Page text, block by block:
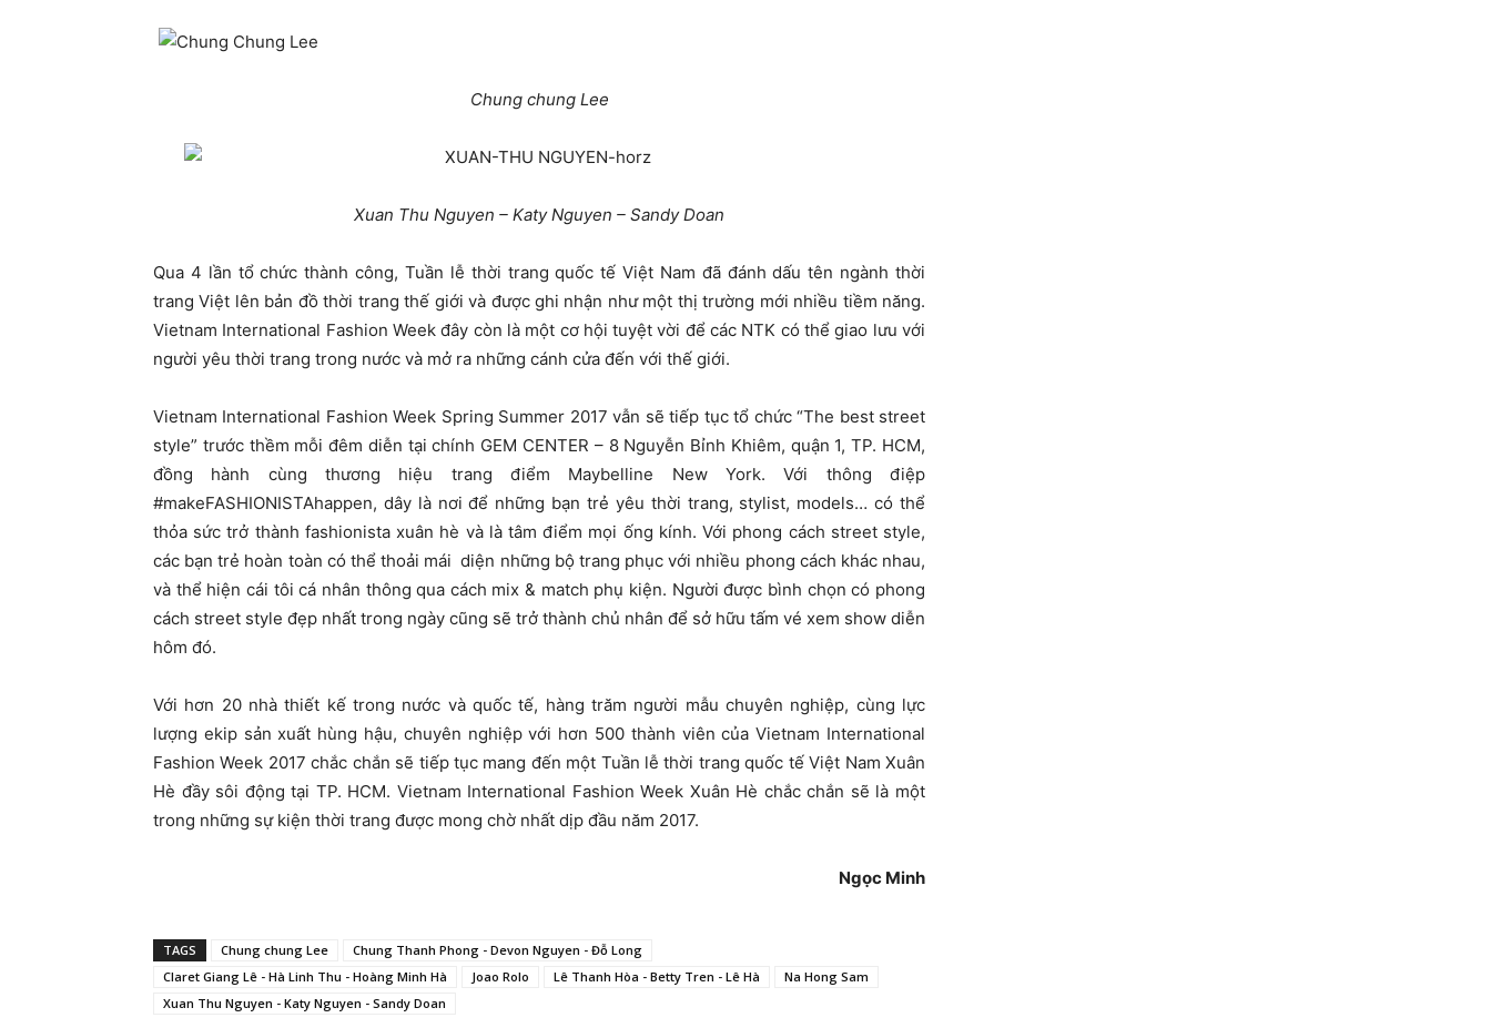
Chung chung Lee
Xuan Thu Nguyen – Katy Nguyen – Sandy Doan
Qua 4 lần tổ chức thành công, Tuần lễ thời trang quốc tế Việt Nam đã đánh dấu tên ngành thời
trang Việt lên bản đồ thời trang thế giới và được ghi nhận như một thị trường mới nhiều tiềm năng.
Vietnam International Fashion Week đây còn là một cơ hội tuyệt vời để các NTK có thể giao lưu với
người yêu thời trang trong nước và mở ra những cánh cửa đến với thế giới.
Vietnam International Fashion Week Spring Summer 2017 vẫn sẽ tiếp tục tổ chức “The best street
style” trước thềm mỗi đêm diễn tại chính GEM CENTER – 8 Nguyễn Bỉnh Khiêm, quận 1, TP. HCM,
đồng hành cùng thương hiệu trang điểm Maybelline New York. Với thông điệp
#makeFASHIONISTAhappen, dây là nơi để những bạn trẻ yêu thời trang, stylist, models… có thể
thỏa sức trở thành fashionista xuân hè và là tâm điểm mọi ống kính. Với phong cách street style,
các bạn trẻ hoàn toàn có thể thoải mái diện những bộ trang phục với nhiều phong cách khác nhau,
và thể hiện cái tôi cá nhân thông qua cách mix & match phụ kiện. Người được bình chọn có phong
cách street style đẹp nhất trong ngày cũng sẽ trở thành chủ nhân để sở hữu tấm vé xem show diễn
hôm đó.
Với hơn 20 nhà thiết kế trong nước và quốc tế, hàng trăm người mẫu chuyên nghiệp, cùng lực
lượng ekip sản xuất hùng hậu, chuyên nghiệp với hơn 500 thành viên của Vietnam International
Fashion Week 2017 chắc chắn sẽ tiếp tục mang đến một Tuần lễ thời trang quốc tế Việt Nam Xuân
Hè đầy sôi động tại TP. HCM. Vietnam International Fashion Week Xuân Hè chắc chắn sẽ là một
trong những sự kiện thời trang được mong chờ nhất dịp đầu năm 2017.
Ngọc Minh
TAGS Chung chung Lee
Chung Thanh Phong - Devon Nguyen - Đỗ Long
Claret Giang Lê - Hà Linh Thu - Hoàng Minh Hà
Joao Rolo Lê Thanh Hòa - Betty Tren - Lê Hà
Na Hong Sam
Xuan Thu Nguyen - Katy Nguyen - Sandy Doan